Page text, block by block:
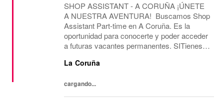
SHOP ASSISTANT - A CORUÑA ¡ÚNETE
A NUESTRA AVENTURA! Buscamos Shop
Assistant Part-time en A Coruña. Es la
oportunidad para conocerte y poder acceder
a futuras vacantes permanentes. SITienes
Assistant, en marcas con un formato de
La Coruña
cargando...